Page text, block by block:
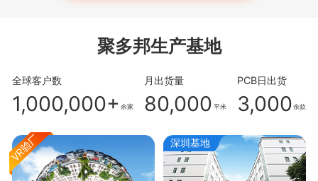
聚多邦生产基地
全球客户数
1,000,000+ 余家
月出货量
80,000 平米
PCB日出货
3,000 余款
深圳基地